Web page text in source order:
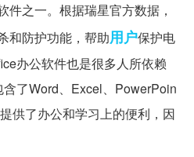
件之一。根据瑞星官方数据，
和防护功能，帮助用户保护电
办公软件也是很多人所依赖
了Word、Excel、PowerPoin
供了办公和学习上的便利，因